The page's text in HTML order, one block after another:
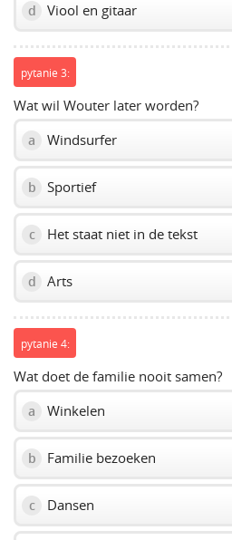
d Viool en gitaar
pytanie 3:
Wat wil Wouter later worden?
a Windsurfer
b Sportief
c Het staat niet in de tekst
d Arts
pytanie 4:
Wat doet de familie nooit samen?
a Winkelen
b Familie bezoeken
c Dansen